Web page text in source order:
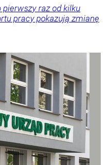
pierwszy raz od kilku
pracy pokazują zmianę